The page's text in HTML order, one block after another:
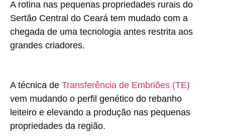
A rotina nas pequenas propriedades rurais do
Sertão Central do Ceará tem mudado com a
chegada de uma tecnologia antes restrita aos
grandes criadores.
A técnica de Transferência de Embriões (TE)
vem mudando o perfil genético do rebanho
leiteiro e elevando a produção nas pequenas
propriedades da região.